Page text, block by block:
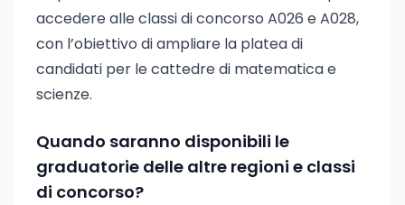
accedere alle classi di concorso A026 e A028,
con l’obiettivo di ampliare la platea di
candidati per le cattedre di matematica e
scienze.
Quando saranno disponibili le
graduatorie delle altre regioni e classi
di concorso?